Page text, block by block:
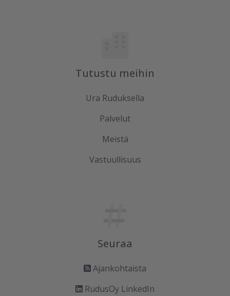
Tutustu meihin
Ura Ruduksella
Palvelut
Meistä
Vastuullisuus
Seuraa
Ajankohtaista
RudusOy LinkedIn